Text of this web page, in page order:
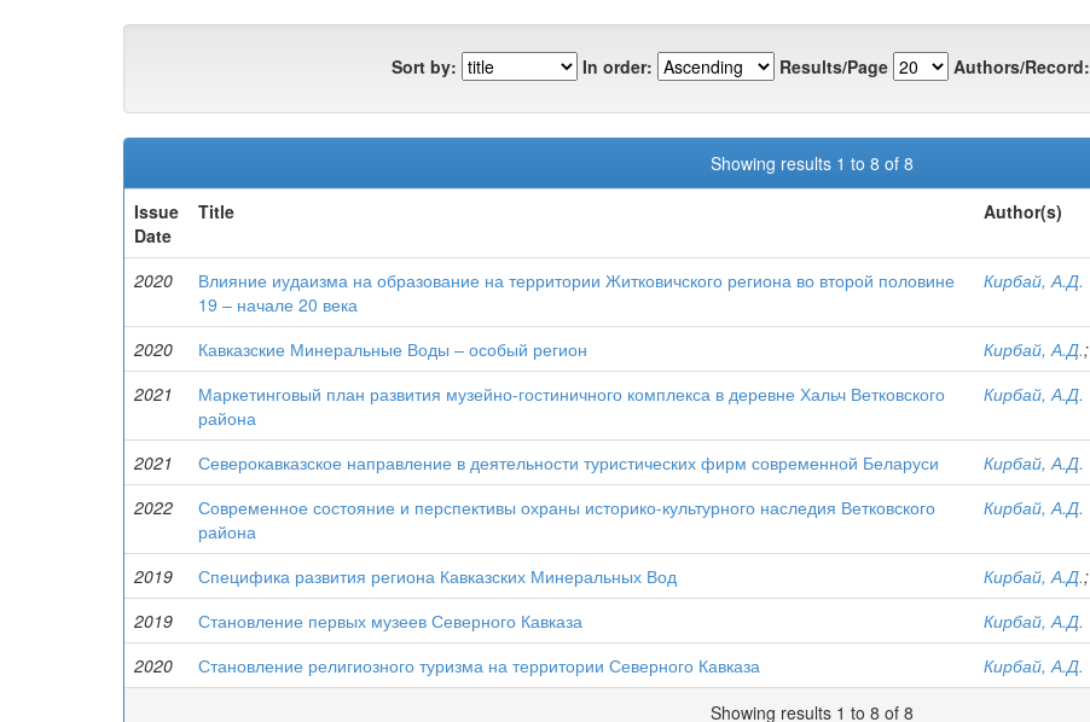
Sort by: In order: Results/Page Authors/Record:
Showing results 1 to 8 of 8
Issue
Date
Title Author(s)
2020
Влияние иудаизма на образование на территории Житковичского региона во второй половине
19 – начале 20 века
Кирбай, А.Д.
2020 Кавказские Минеральные Воды – особый регион Кирбай, А.Д.;
2021
Маркетинговый план развития музейно-гостиничного комплекса в деревне Хальч Ветковского
района
Кирбай, А.Д.
2021 Северокавказское направление в деятельности туристических фирм современной Беларуси
Кирбай, А.Д.
2022
Современное состояние и перспективы охраны историко-культурного наследия Ветковского
района
Кирбай, А.Д.
2019 Специфика развития региона Кавказских Минеральных Вод Кирбай, А.Д.;
2019
Становление первых музеев Северного Кавказа
Кирбай, А.Д.
2020
Становление религиозного туризма на территории Северного Кавказа
Кирбай, А.Д.
Showing results 1 to 8 of 8